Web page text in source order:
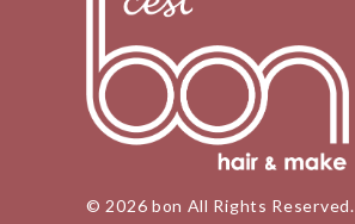
© 2026 bon All Rights Reserved.